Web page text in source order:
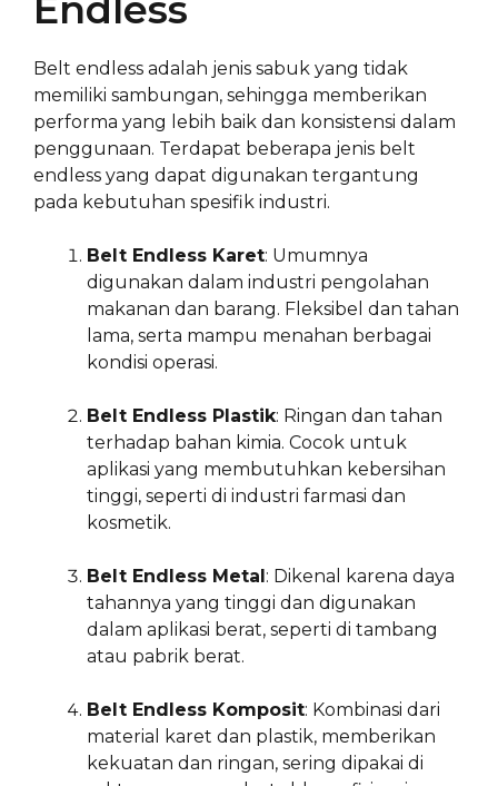
Belt endless adalah jenis sabuk yang tidak
memiliki sambungan, sehingga memberikan
performa yang lebih baik dan konsistensi dalam
penggunaan. Terdapat beberapa jenis belt
endless yang dapat digunakan tergantung
pada kebutuhan spesifik industri.
Belt Endless Karet: Umumnya
digunakan dalam industri pengolahan
makanan dan barang. Fleksibel dan tahan
lama, serta mampu menahan berbagai
kondisi operasi.
Belt Endless Plastik: Ringan dan tahan
terhadap bahan kimia. Cocok untuk
aplikasi yang membutuhkan kebersihan
tinggi, seperti di industri farmasi dan
kosmetik.
Belt Endless Metal: Dikenal karena daya
tahannya yang tinggi dan digunakan
dalam aplikasi berat, seperti di tambang
atau pabrik berat.
Belt Endless Komposit: Kombinasi dari
material karet dan plastik, memberikan
kekuatan dan ringan, sering dipakai di